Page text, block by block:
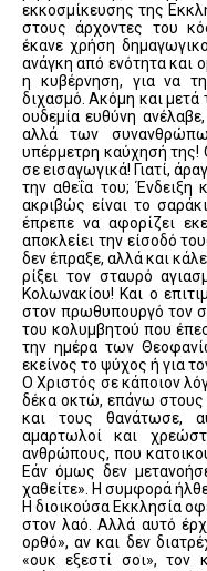
εκκοσμίκευσης της
στους άρχοντες του
έκανε χρήση
ανάγκη από ενότητα και
η κυβέρνηση, για να
διχασμό. Ακόμη και μετά
ουδεμία ευθύνη
αλλά των
υπέρμετρη καύχησή της!
σε εισαγωγικά! Γιατί,
την αθεΐα του;
ακριβώς είναι το
έπρεπε να αφορίζει
αποκλείει την είσοδό
δεν έπραξε, αλλά και
ρίξει τον σταυρό
Κολωνακίου! Και ο
στον πρωθυπουργό τον
του κολυμβητού που
την ημέρα των
εκείνος το ψύχος ή για
Ο Χριστός σε κάποιον
δέκα οκτώ, επάνω στους
και τους θανάτωσε,
αμαρτωλοί και
ανθρώπους, που
Εάν όμως δεν
χαθείτε». Η συμφορά
Η διοικούσα Εκκλησία
στον λαό. Αλλά αυτό
ορθό», αν και δεν
«ουκ εξεστί σοι», τον